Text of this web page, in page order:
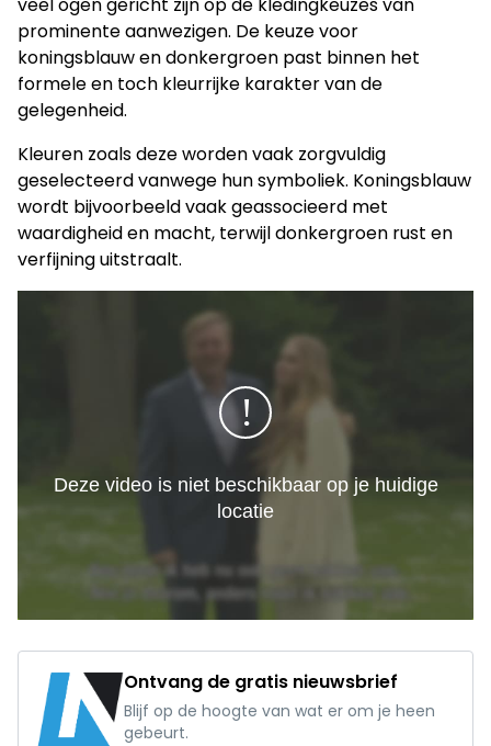
prominente aanwezigen. De keuze voor
koningsblauw en donkergroen past binnen het
formele en toch kleurrijke karakter van de
gelegenheid.
Kleuren zoals deze worden vaak zorgvuldig
geselecteerd vanwege hun symboliek. Koningsblauw
wordt bijvoorbeeld vaak geassocieerd met
waardigheid en macht, terwijl donkergroen rust en
verfijning uitstraalt.
Ontvang de gratis nieuwsbrief
Blijf op de hoogte van wat er om je heen
gebeurt.